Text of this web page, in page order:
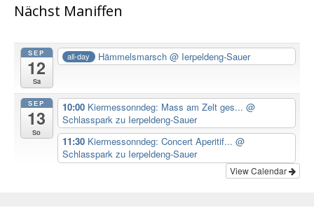
Nächst Maniffen
SEP
12
Sa
all-day Hämmelsmarsch@ Ierpeldeng-Sauer
SEP
13
So
10:00 Kiermessonndeg: Mass am Zelt ges... @
Schlasspark zu Ierpeldeng-Sauer
11:30 Kiermessonndeg: Concert Aperitif... @
Schlasspark zu Ierpeldeng-Sauer
View Calendar